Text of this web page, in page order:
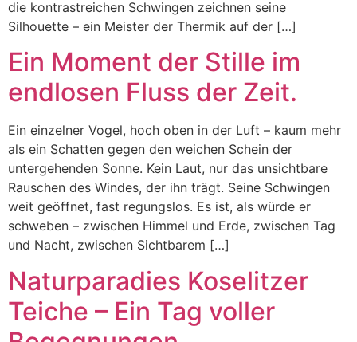
die kontrastreichen Schwingen zeichnen seine
Silhouette – ein Meister der Thermik auf der […]
Ein Moment der Stille im
endlosen Fluss der Zeit.
Ein einzelner Vogel, hoch oben in der Luft – kaum mehr
als ein Schatten gegen den weichen Schein der
untergehenden Sonne. Kein Laut, nur das unsichtbare
Rauschen des Windes, der ihn trägt. Seine Schwingen
weit geöffnet, fast regungslos. Es ist, als würde er
schweben – zwischen Himmel und Erde, zwischen Tag
und Nacht, zwischen Sichtbarem […]
Naturparadies Koselitzer
Teiche – Ein Tag voller